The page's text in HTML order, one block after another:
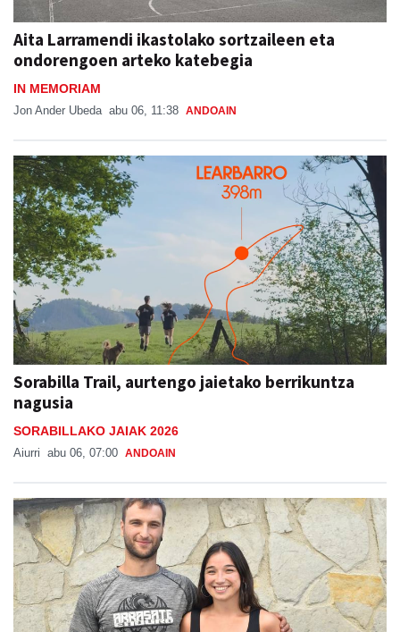
Aita Larramendi ikastolako sortzaileen eta
ondorengoen arteko katebegia
IN MEMORIAM
Jon Ander Ubeda abu 06, 11:38 ANDOAIN
Sorabilla Trail, aurtengo jaietako berrikuntza
nagusia
SORABILLAKO JAIAK 2026
Aiurri abu 06, 07:00 ANDOAIN